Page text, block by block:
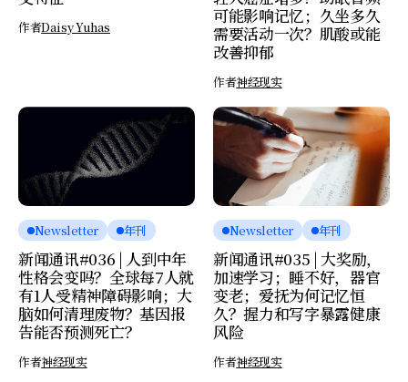
作者Daisy Yuhas
可能影响记忆；久坐多久
需要活动一次？肌酸或能
改善抑郁
作者神经现实
Newsletter 年刊
新闻通讯#036 | 人到中年
性格会变吗？全球每7人就
有1人受精神障碍影响；大
脑如何清理废物？基因报
告能否预测死亡？
作者神经现实
Newsletter 年刊
新闻通讯#035 | 大奖励，
加速学习；睡不好，器官
变老；爱抚为何记忆恒
久？握力和写字暴露健康
风险
作者神经现实